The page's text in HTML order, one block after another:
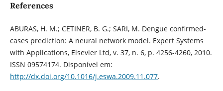
References
ABURAS, H. M.; CETINER, B. G.; SARI, M. Dengue confirmed-
cases prediction: A neural network model. Expert Systems
with Applications, Elsevier Ltd, v. 37, n. 6, p. 4256-4260, 2010.
ISSN 09574174. Disponível em:
http://dx.doi.org/10.1016/j.eswa.2009.11.077.